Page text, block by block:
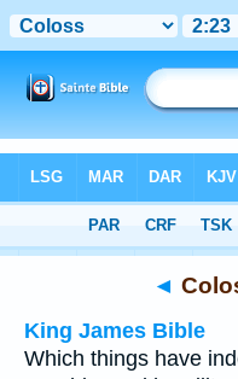
> Colossians 2:23
◄
King James Bible
Which things have